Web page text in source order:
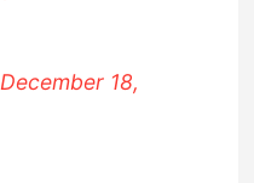
December 18,